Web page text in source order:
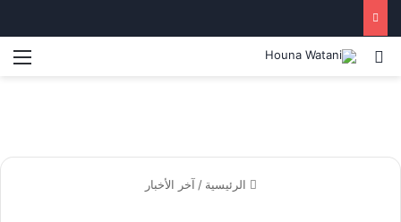
بحث عن
الرئيسية / آخر الأخبار